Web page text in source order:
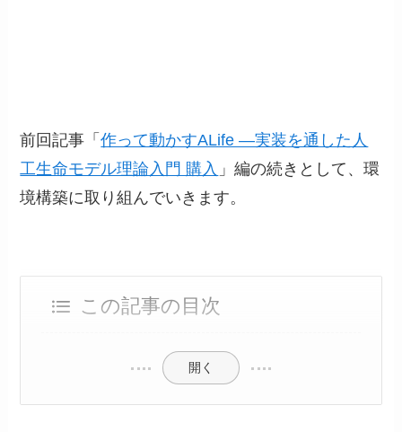
前回記事「作って動かすALife ―実装を通した人
工生命モデル理論入門 購入 」編の続きとして、環
境構築に取り組んでいきます。
この記事の目次
開く